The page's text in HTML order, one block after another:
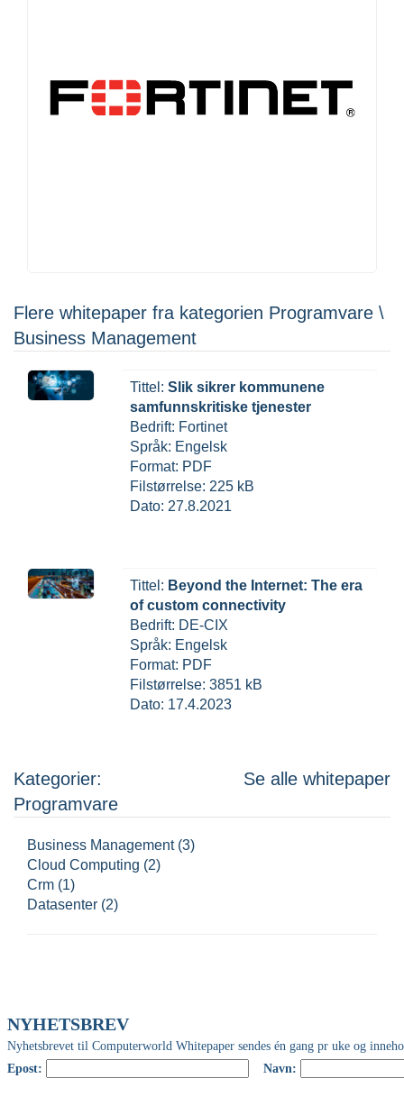
Flere whitepaper fra kategorien Programvare \
Business Management
Tittel: Slik sikrer kommunene
samfunnskritiske tjenester
Bedrift: Fortinet
Språk: Engelsk
Format: PDF
Filstørrelse: 225 kB
Dato: 27.8.2021
Tittel: Beyond the Internet: The era
of custom connectivity
Bedrift: DE-CIX
Språk: Engelsk
Format: PDF
Filstørrelse: 3851 kB
Dato: 17.4.2023
Kategorier:
Programvare
Se alle whitepaper
Business Management (3)
Cloud Computing (2)
Crm (1)
Datasenter (2)